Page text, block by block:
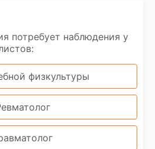
потребует наблюдения у
физкультуры